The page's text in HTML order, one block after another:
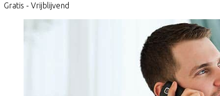
Gratis - Vrijblijvend